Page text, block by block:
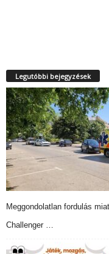
Legutóbbi bejegyzések
Meggondolatlan fordulás
Challenger …